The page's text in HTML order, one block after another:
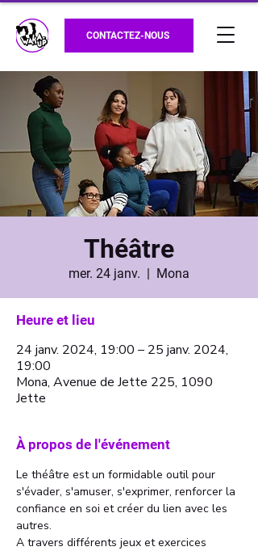
CONTACTEZ-NOUS
Théâtre
mer. 24 janv.
  |
Mona
Heure et lieu
24 janv. 2024, 19:00 – 25 janv. 2024,
19:00
Mona, Avenue de Jette 225, 1090
Jette
À propos de l'événement
Le théâtre est un formidable outil pour
s'évader, s'amuser, s'exprimer, renforcer la
confiance en soi et créer du lien avec les
autres.
A travers différents jeux et exercices